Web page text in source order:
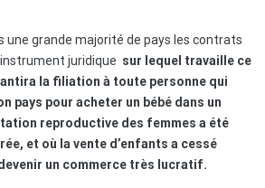
une grande majorité de pays les contrats
juridique sur lequel travaille ce
la filiation à toute personne qui
pays pour acheter un bébé dans un
reproductive des femmes a été
et où la vente d’enfants a cessé
un commerce très lucratif.